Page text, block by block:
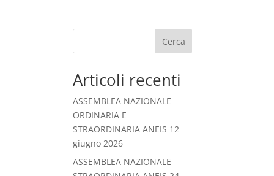
Cerca
Articoli recenti
ASSEMBLEA NAZIONALE
ORDINARIA E
STRAORDINARIA ANEIS 12
giugno 2026
ASSEMBLEA NAZIONALE